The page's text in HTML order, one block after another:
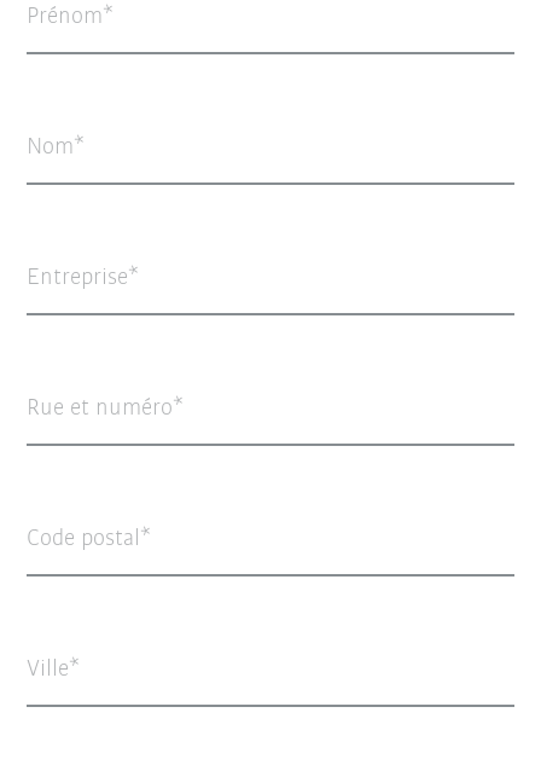
Prénom
Nom
Entreprise
Rue et numéro
Code postal
Ville